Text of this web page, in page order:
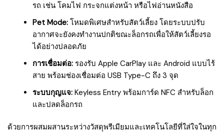
รถ เช่น โคมไฟ กระจกแต่งหน้า หรือไฟอ่านหนังสือ
Pet Mode: โหมดพิเศษสำหรับสัตว์เลี้ยง โดยระบบปรับ
อากาศจะยังคงทำงานปกติขณะล็อกรถเพื่อให้สัตว์เลี้ยงรอ
ได้อย่างปลอดภัย
การเชื่อมต่อ: รองรับ Apple CarPlay และ Android แบบไร้
สาย พร้อมช่องเชื่อมต่อ USB Type-C ถึง 3 จุด
ระบบกุญแจ: Keyless Entry พร้อมการ์ด NFC สำหรับล็อก
และปลดล็อกรถ
ด้วยการผสมผสานระหว่างวัสดุพรีเมียมและเทคโนโลยีที่ใส่ใจในทุก